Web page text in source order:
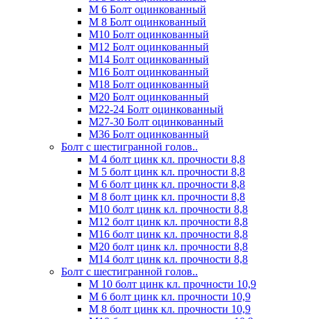
М 6 Болт оцинкованный
М 8 Болт оцинкованный
М10 Болт оцинкованный
М12 Болт оцинкованный
М14 Болт оцинкованный
М16 Болт оцинкованный
М18 Болт оцинкованный
М20 Болт оцинкованный
М22-24 Болт оцинкованный
М27-30 Болт оцинкованный
М36 Болт оцинкованный
Болт с шестигранной голов..
М 4 болт цинк кл. прочности 8,8
М 5 болт цинк кл. прочности 8,8
М 6 болт цинк кл. прочности 8,8
М 8 болт цинк кл. прочности 8,8
М10 болт цинк кл. прочности 8,8
М12 болт цинк кл. прочности 8,8
М16 болт цинк кл. прочности 8,8
М20 болт цинк кл. прочности 8,8
М14 болт цинк кл. прочности 8,8
Болт с шестигранной голов..
М 10 болт цинк кл. прочности 10,9
М 6 болт цинк кл. прочности 10,9
М 8 болт цинк кл. прочности 10,9